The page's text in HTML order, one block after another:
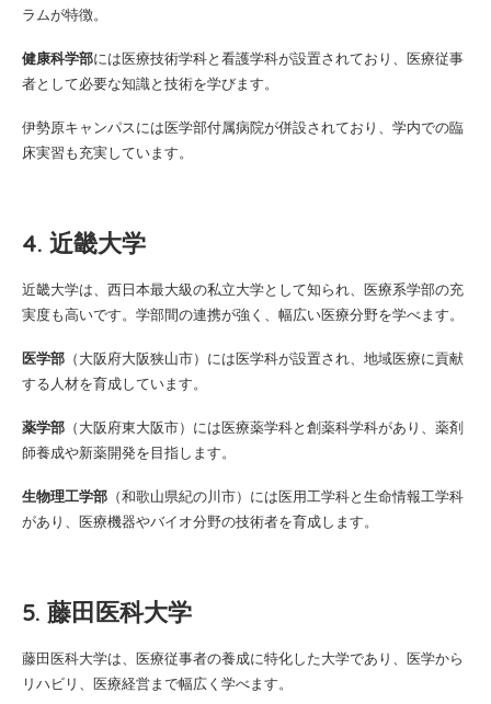
ラムが特徴。
健康科学部には医療技術学科と看護学科が設置されており、医療従事
者として必要な知識と技術を学びます。
伊勢原キャンパスには医学部付属病院が併設されており、学内での臨
床実習も充実しています。
4. 近畿大学
近畿大学は、西日本最大級の私立大学として知られ、医療系学部の充
実度も高いです。学部間の連携が強く、幅広い医療分野を学べます。
医学部 （大阪府大阪狭山市）には医学科が設置され、地域医療に貢献
する人材を育成しています。
薬学部 （大阪府東大阪市）には医療薬学科と創薬科学科があり、薬剤
師養成や新薬開発を目指します。
生物理工学部 （和歌山県紀の川市）には医用工学科と生命情報工学科
があり、医療機器やバイオ分野の技術者を育成します。
5. 藤田医科大学
藤田医科大学は、医療従事者の養成に特化した大学であり、医学から
リハビリ、医療経営まで幅広く学べます。